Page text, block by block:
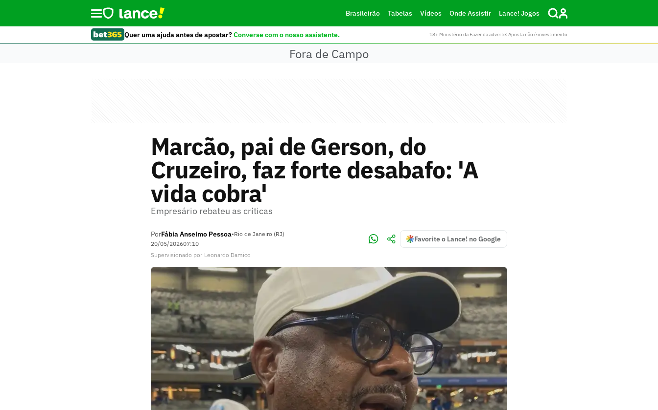
Brasileirão Tabelas Vídeos Onde Assistir Lance! Jogos
Quer uma ajuda antes de apostar?Converse com o nosso assistente. 18+ Ministério da Fazenda adverte: Aposta não é investimento
Fora de Campo
Marcão, pai de Gerson, do
Cruzeiro, faz forte desabafo: 'A
vida cobra'
Empresário rebateu as críticas
PorFábia Anselmo Pessoa•Rio de Janeiro (RJ)
20/05/202607:10
Favorite o Lance! no Google
Supervisionado por Leonardo Damico